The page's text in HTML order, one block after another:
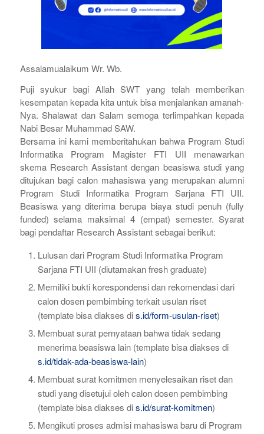
Assalamualaikum Wr. Wb.
Puji syukur bagi Allah SWT yang telah memberikan
kesempatan kepada kita untuk bisa menjalankan amanah-
Nya. Shalawat dan Salam semoga terlimpahkan kepada
Nabi Besar Muhammad SAW.
Bersama ini kami memberitahukan bahwa Program Studi
Informatika Program Magister FTI UII menawarkan
skema Research Assistant dengan beasiswa studi yang
ditujukan bagi calon mahasiswa yang merupakan alumni
Program Studi Informatika Program Sarjana FTI UII.
Beasiswa yang diterima berupa biaya studi penuh (fully
funded) selama maksimal 4 (empat) semester. Syarat
bagi pendaftar Research Assistant sebagai berikut:
Lulusan dari Program Studi Informatika Program
Sarjana FTI UII (diutamakan fresh graduate)
Memiliki bukti korespondensi dan rekomendasi dari
calon dosen pembimbing terkait usulan riset
(template bisa diakses dis.id/form-usulan-riset)
Membuat surat pernyataan bahwa tidak sedang
menerima beasiswa lain (template bisa diakses di
s.id/tidak-ada-beasiswa-lain)
Membuat surat komitmen menyelesaikan riset dan
studi yang disetujui oleh calon dosen pembimbing
(template bisa diakses dis.id/surat-komitmen)
Mengikuti proses admisi mahasiswa baru di Program